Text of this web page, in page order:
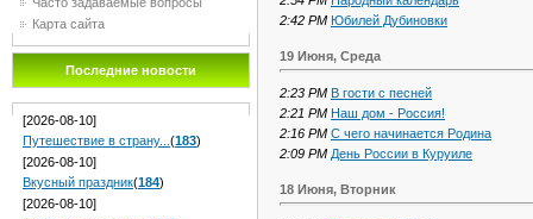
Карта сайта
Последние новости
[2026-08-10]
Путешествие в страну... (183)
[2026-08-10]
Вкусный праздник(184)
[2026-08-10]
2:42 PM Юбилей Дубиновки
19 Июня, Среда
2:23 PM В гости с песней
2:21 PM Наш дом - Россия!
2:16 PM С чего начинается Родина
2:09 PM День России в Куруиле
18 Июня, Вторник